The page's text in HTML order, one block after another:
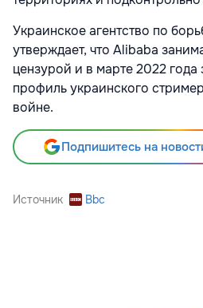
Украинское агентство по
утверждает, что Alibaba
цензурой и в марте 2022 года
профиль украинского
войне.
Подпишитесь на
Источник Bbc